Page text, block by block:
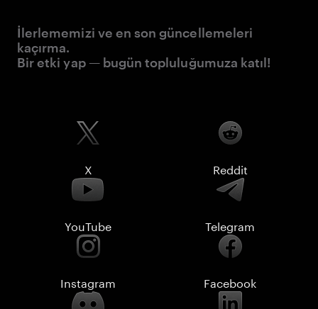
İlerlememizi ve en son güncellemeleri
kaçırma.
Bir etki yap — bugün topluluğumuza katıl!
X Reddit
YouTube Telegram
Instagram Facebook